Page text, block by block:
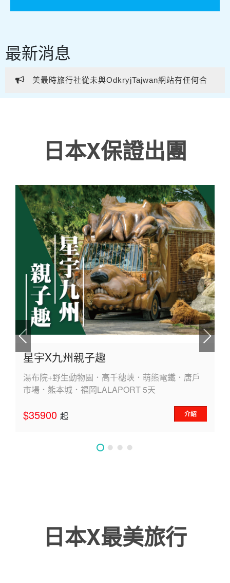
最新消息
美最時旅行社從未與OdkryjTajwan網站有任何合
官方管道聯繫。
受誤導或造成權益受損。 如有疑問，請直接與本公司
日本X保證出團
星宇X九州親子趣
湯布院+野生動物園．高千穗峽．萌熊電鐵．唐戶
市場．熊本城．福岡LALAPORT 5天
$35900 起 介紹
日本X最美旅行